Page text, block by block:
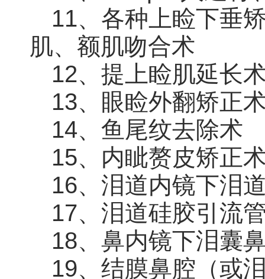
11、各种上睑下垂
肌、额肌吻合术
12、提上睑肌延长
13、眼睑外翻矫正
14、鱼尾纹去除术
15、内眦赘皮矫正
16、泪道内镜下泪
17、泪道硅胶引流
18、鼻内镜下泪囊
19、结膜鼻腔（或